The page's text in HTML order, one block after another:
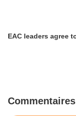
EAC leaders agree
Commentaires